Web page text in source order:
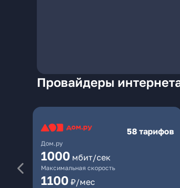
Провайдеры
Дом.ру
58 тарифов
1000 мбит/сек
Максимальная скорость
1100 ₽/мес